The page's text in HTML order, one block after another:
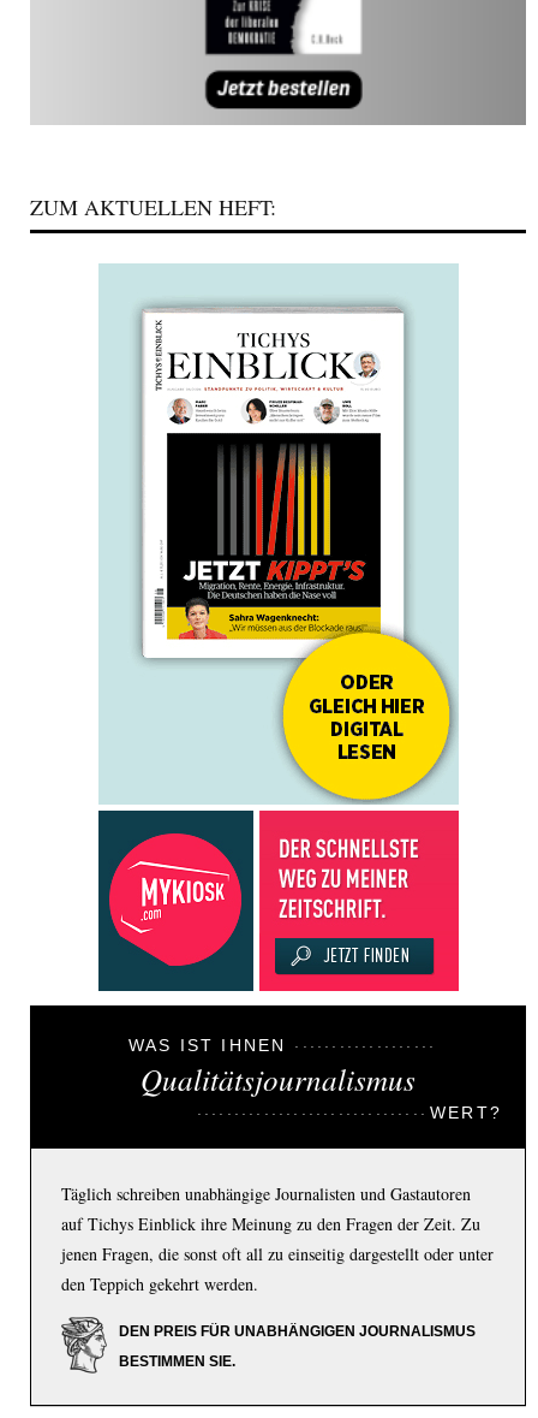
ZUM AKTUELLEN HEFT:
WAS IST IHNEN
Qualitätsjournalismus
WERT?
Täglich schreiben unabhängige Journalisten und Gastautoren
auf Tichys Einblick ihre Meinung zu den Fragen der Zeit. Zu
jenen Fragen, die sonst oft all zu einseitig dargestellt oder unter
den Teppich gekehrt werden.
DEN PREIS FÜR UNABHÄNGIGEN JOURNALISMUS
BESTIMMEN SIE.